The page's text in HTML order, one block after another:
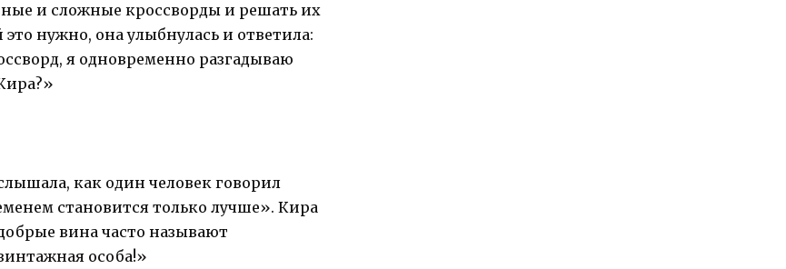
и сложные кроссворды и решать их
это нужно, она улыбнулась и ответила:
я одновременно разгадываю
как один человек говорил
становится только лучше». Кира
вина часто называют
особа!»